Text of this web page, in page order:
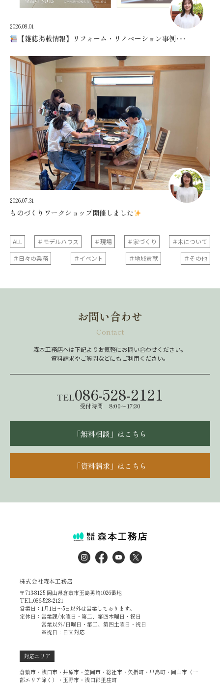
2026.08.01
【雑誌掲載情報】リフォーム・リノベーション事例･･･
2026.07.31
ものづくりワークショップ開催しました
ALL ＃モデルハウス ＃現場 ＃家づくり
＃木について
＃日々の業務
＃イベント ＃地域貢献 ＃その他
お問い合わせ
Contact
森本工務店へは下記よりお気軽にお問い合わせください。
資料請求やご質問などにもご利用ください。
TEL086-528-2121
受付時間 8:00～17:30
「無料相談」はこちら
「資料請求」はこちら
株式会社森本工務店
〒713-8125 岡山県倉敷市玉島勇崎1026番地
TEL.086-528-2121
営業日：1月1日～5日以外は営業しております。
定休日：営業課/水曜日・第二、第四木曜日・祝日
営業以外/日曜日・第二、第四土曜日・祝日
※祝日：日直対応
対応エリア
倉敷市・浅口市・井原市・笠岡市・総社市・矢掛町・早島町・岡山市（一
部エリア除く）・玉野市・浅口郡里庄町